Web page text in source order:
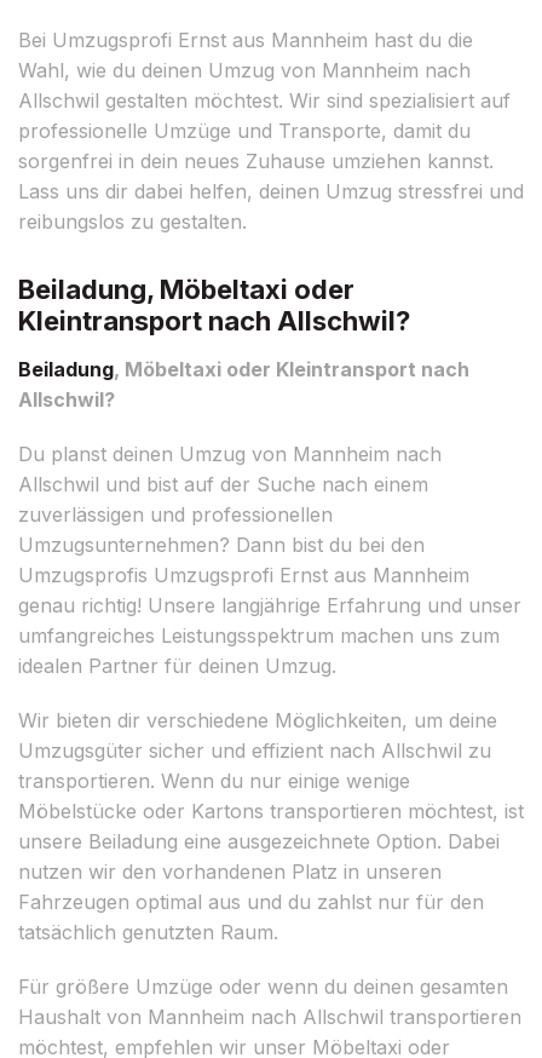
Bei Umzugsprofi Ernst aus Mannheim hast du die
Wahl, wie du deinen Umzug von Mannheim nach
Allschwil gestalten möchtest. Wir sind spezialisiert auf
professionelle Umzüge und Transporte, damit du
sorgenfrei in dein neues Zuhause umziehen kannst.
Lass uns dir dabei helfen, deinen Umzug stressfrei und
reibungslos zu gestalten.
Beiladung, Möbeltaxi oder
Kleintransport nach Allschwil?
Beiladung, Möbeltaxi oder Kleintransport nach
Allschwil?
Du planst deinen Umzug von Mannheim nach
Allschwil und bist auf der Suche nach einem
zuverlässigen und professionellen
Umzugsunternehmen? Dann bist du bei den
Umzugsprofis Umzugsprofi Ernst aus Mannheim
genau richtig! Unsere langjährige Erfahrung und unser
umfangreiches Leistungsspektrum machen uns zum
idealen Partner für deinen Umzug.
Wir bieten dir verschiedene Möglichkeiten, um deine
Umzugsgüter sicher und effizient nach Allschwil zu
transportieren. Wenn du nur einige wenige
Möbelstücke oder Kartons transportieren möchtest, ist
unsere Beiladung eine ausgezeichnete Option. Dabei
nutzen wir den vorhandenen Platz in unseren
Fahrzeugen optimal aus und du zahlst nur für den
tatsächlich genutzten Raum.
Für größere Umzüge oder wenn du deinen gesamten
Haushalt von Mannheim nach Allschwil transportieren
möchtest, empfehlen wir unser Möbeltaxi oder